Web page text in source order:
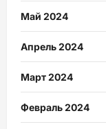
Май 2024
Апрель 2024
Март 2024
Февраль 2024